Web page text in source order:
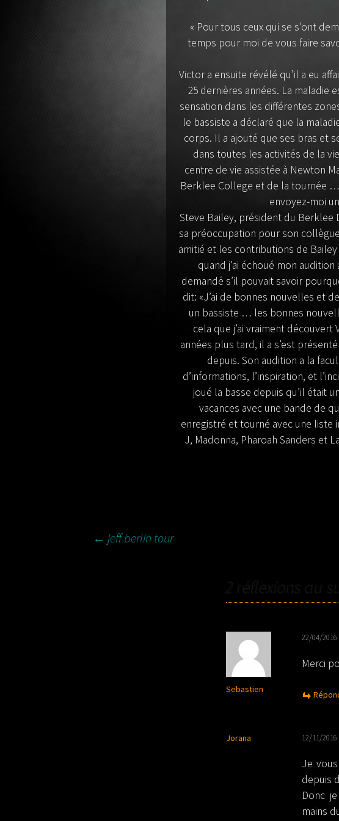
« Pour tous ceux qui se s’ont
temps pour moi de vous faire
Victor a ensuite révélé qu’il a eu
25 dernières années. La maladie
sensation dans les différentes
le bassiste a déclaré que la
corps. Il a ajouté que ses bras et
dans toutes les activités de la
centre de vie assistée à Newton
Berklee College et de la tournée
envoyez-moi
Steve Bailey, président du Berklee
sa préoccupation pour son
amitié et les contributions de
quand j’ai échoué mon
demandé s’il pouvait savoir
dit: «J’ai de bonnes nouvelles et
un bassiste … les bonnes
cela que j’ai vraiment
années plus tard, il a s’est
depuis. Son audition a la
d’informations, l’inspiration, et
joué la basse depuis qu’il était
vacances avec une bande de
enregistré et tourné avec une liste
J, Madonna, Pharoah Sanders et
← jeff berlin tour
2 réflexions au
Sebastien
22/04/2016
Merci
Jorana 12/11/2016
Je
depuis
Donc
mains